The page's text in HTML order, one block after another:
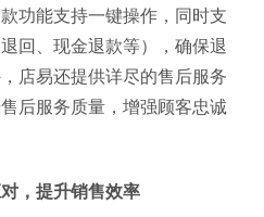
功能支持一键操作，同时支
回、现金退款等），确保退
店易还提供详尽的售后服务
后服务质量，增强顾客忠诚
，提升销售效率